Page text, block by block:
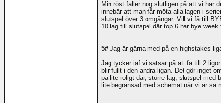
Min röst faller nog slutligen på att vi har
innebär att man får möta alla lagen i
slutspel över 3 omgångar. Vill vi få till
10 lag till slutspel där top 6 har bye week
5# Jag är gärna med på en highstakes
Jag tycker iaf vi satsar på att få till 2
blir fullt i den andra ligan. Det gör inget
på lite roligt där, större lag, slutspel med
lite begränsad med schemat när vi är så